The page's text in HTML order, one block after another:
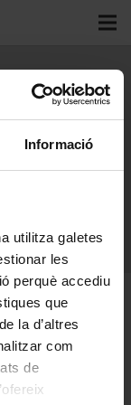
Informació
utilitza galetes
les
perquè accediu
que
la d’altres
com
de